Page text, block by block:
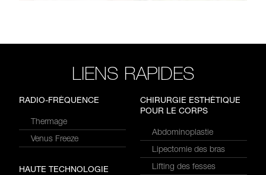
LIENS RAPIDES
RADIO-FRÉQUENCE
Thermage
Venus Freeze
HAUTE TECHNOLOGIE
CHIRURGIE ESTHÉTIQUE
POUR LE CORPS
Abdominoplastie
Lipectomie des bras
Lifting des fesses